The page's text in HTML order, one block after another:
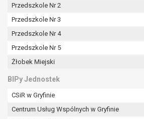
Przedszkole Nr 2
Przedszkole Nr 3
Przedszkole Nr 4
Przedszkole Nr 5
Żłobek Miejski
BIPy Jednostek
CSiR w Gryfinie
Centrum Usług Wspólnych w Gryfinie
tym również profilowaniu.